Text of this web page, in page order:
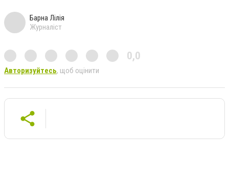
Барна Лілія
Журналіст
0,0
Авторизуйтесь, щоб оцінити